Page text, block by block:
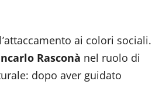
ai colori sociali.
Rasconà nel ruolo di
dopo aver guidato